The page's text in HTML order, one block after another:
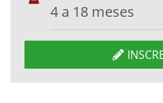
4 a 18 meses